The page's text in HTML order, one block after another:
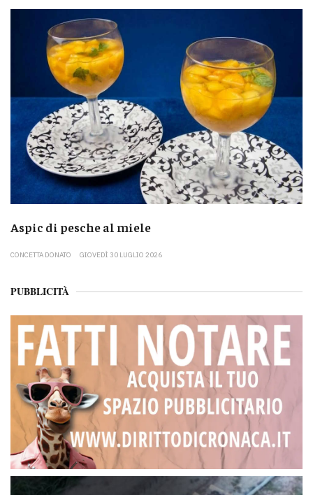
Aspic di pesche al miele
CONCETTA DONATO GIOVEDÌ 30 LUGLIO 2026
PUBBLICITÀ